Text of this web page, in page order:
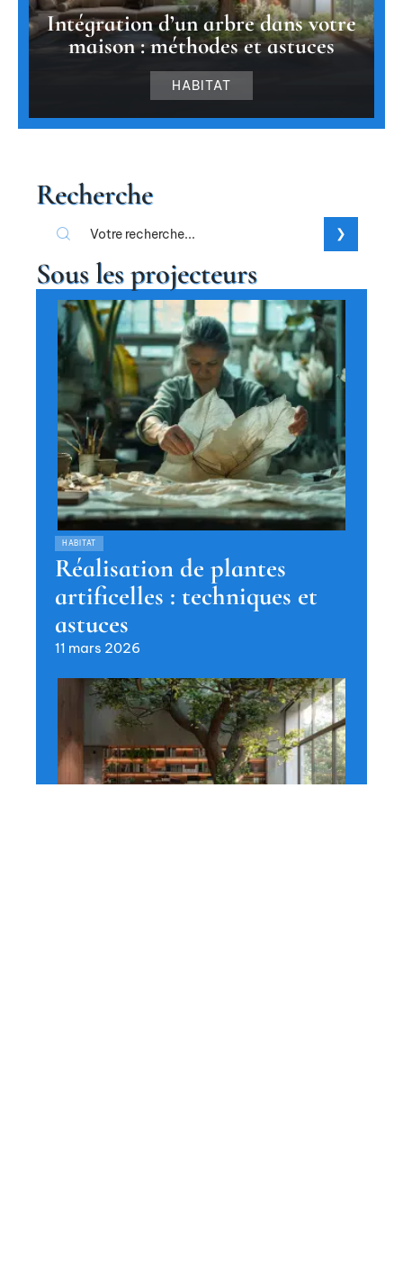
Intégration d’un arbre dans votre
maison : méthodes et astuces
HABITAT
Recherche
Sous les projecteurs
HABITAT
Réalisation de plantes
artificelles : techniques et
astuces
11 mars 2026